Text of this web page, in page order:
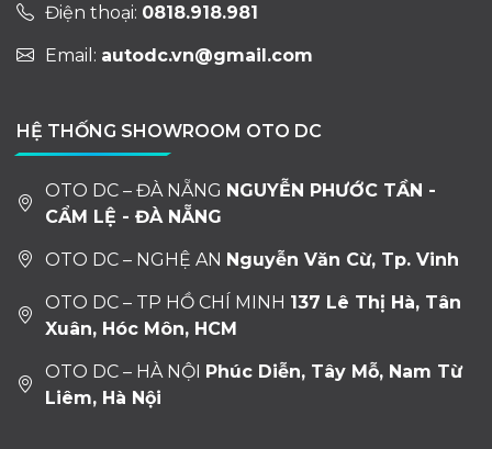
Điện thoại: 0818.918.981
Email: autodc.vn@gmail.com
HỆ THỐNG SHOWROOM OTO DC
OTO DC – ĐÀ NẴNG NGUYỄN PHƯỚC TẦN -
CẨM LỆ - ĐÀ NẴNG
OTO DC – NGHỆ AN Nguyễn Văn Cừ, Tp. Vinh
OTO DC – TP HỒ CHÍ MINH 137 Lê Thị Hà, Tân
Xuân, Hóc Môn, HCM
OTO DC – HÀ NỘI Phúc Diễn, Tây Mỗ, Nam Từ
Liêm, Hà Nội